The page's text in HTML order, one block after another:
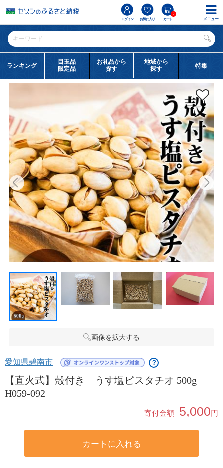
ログイン お気に入り カート
0
ランキング
目玉品
限定品
お礼品から
探す
地域から
探す
特集
画像を拡大する
愛知県碧南市 ？
【直火式】殻付き うす塩ピスタチオ 500g
H059-092
寄付金額 5,000円
カートに入れる
メニュー